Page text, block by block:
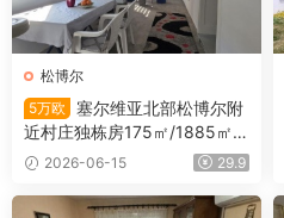
松博尔
5万欧
塞尔维亚北部松博尔附
近村庄独栋房175㎡/1885㎡/5
万欧2026-06-15 29.9